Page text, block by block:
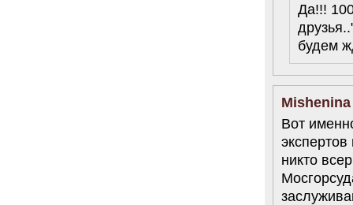
Да!!!
будем
Mishenina
Вот
никто